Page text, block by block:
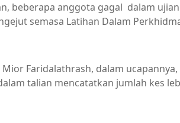
beberapa anggota gagal dalam
semasa Latihan Dalam
Faridalathrash, dalam
talian mencatatkan jumlah kes